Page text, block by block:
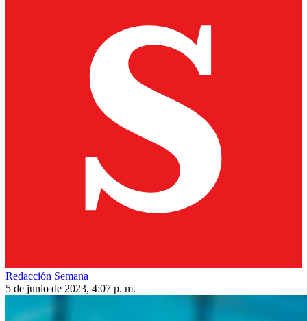
Redacción Semana
5 de junio de 2023, 4:07 p. m.